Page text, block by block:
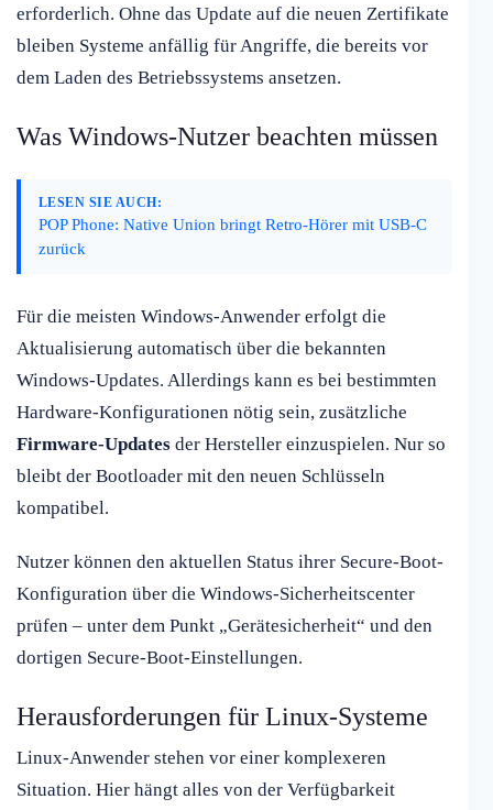
erforderlich. Ohne das Update auf die neuen Zertifikate
bleiben Systeme anfällig für Angriffe, die bereits vor
dem Laden des Betriebssystems ansetzen.
Was Windows-Nutzer beachten müssen
LESEN SIE AUCH:
POP Phone: Native Union bringt Retro-Hörer mit USB-C
zurück
Für die meisten Windows-Anwender erfolgt die
Aktualisierung automatisch über die bekannten
Windows-Updates. Allerdings kann es bei bestimmten
Hardware-Konfigurationen nötig sein, zusätzliche
Firmware-Updates der Hersteller einzuspielen. Nur so
bleibt der Bootloader mit den neuen Schlüsseln
kompatibel.
Nutzer können den aktuellen Status ihrer Secure-Boot-
Konfiguration über die Windows-Sicherheitscenter
prüfen – unter dem Punkt „Gerätesicherheit“ und den
dortigen Secure-Boot-Einstellungen.
Herausforderungen für Linux-Systeme
Linux-Anwender stehen vor einer komplexeren
Situation. Hier hängt alles von der Verfügbarkeit